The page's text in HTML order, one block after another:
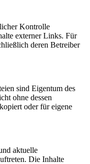
Kontrolle
externer Links. Für
deren Betreiber
sind Eigentum des
ohne dessen
oder für eigene
aktuelle
Die Inhalte